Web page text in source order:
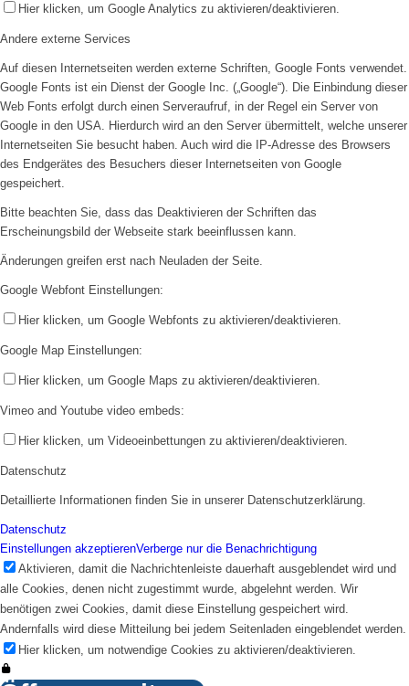
Mannschaften
2. Mannschaft
Hier klicken, um Google Analytics zu aktivieren/deaktivieren.
Andere externe Services
Auf diesen Internetseiten werden externe Schriften, Google Fonts verwendet.
Google Fonts ist ein Dienst der Google Inc. („Google“). Die Einbindung dieser
Web Fonts erfolgt durch einen Serveraufruf, in der Regel ein Server von
Google in den USA. Hierdurch wird an den Server übermittelt, welche unserer
Internetseiten Sie besucht haben. Auch wird die IP-Adresse des Browsers
des Endgerätes des Besuchers dieser Internetseiten von Google
gespeichert.
Bitte beachten Sie, dass das Deaktivieren der Schriften das
Erscheinungsbild der Webseite stark beeinflussen kann.
Änderungen greifen erst nach Neuladen der Seite.
Google Webfont Einstellungen:
Hier klicken, um Google Webfonts zu aktivieren/deaktivieren.
Google Map Einstellungen:
Hier klicken, um Google Maps zu aktivieren/deaktivieren.
Vimeo and Youtube video embeds:
Hier klicken, um Videoeinbettungen zu aktivieren/deaktivieren.
Datenschutz
Detaillierte Informationen finden Sie in unserer Datenschutzerklärung.
Datenschutz
Einstellungen akzeptierenVerberge nur die Benachrichtigung
Aktivieren, damit die Nachrichtenleiste dauerhaft ausgeblendet wird und
alle Cookies, denen nicht zugestimmt wurde, abgelehnt werden. Wir
benötigen zwei Cookies, damit diese Einstellung gespeichert wird.
Andernfalls wird diese Mitteilung bei jedem Seitenladen eingeblendet werden.
Hier klicken, um notwendige Cookies zu aktivieren/deaktivieren.